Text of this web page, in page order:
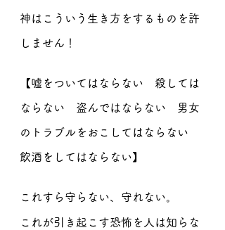
神はこういう生き方をするものを許
しません！
【嘘をついてはならない　殺しては
ならない　盗んではならない　男女
のトラブルをおこしてはならない
飲酒をしてはならない】
これすら守らない、守れない。
これが引き起こす恐怖を人は知らな